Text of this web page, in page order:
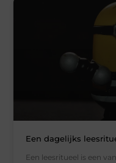
Een dagelijks
Een leesritueel is een